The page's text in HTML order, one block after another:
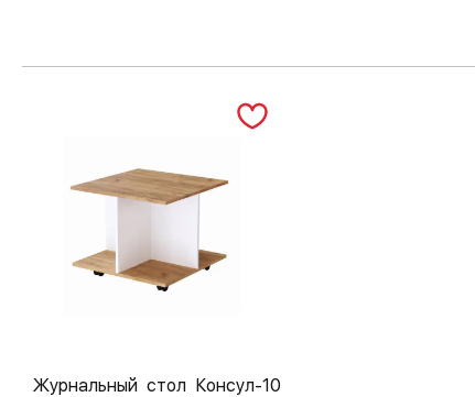
Журнальный стол Консул-10